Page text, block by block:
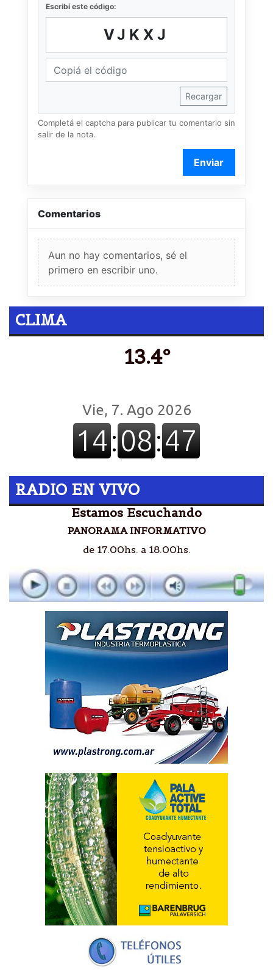
Escribí este código:
VJKXJ
Recargar
Completá el captcha para publicar tu comentario sin
salir de la nota.
Enviar
Comentarios
Aun no hay comentarios, sé el
primero en escribir uno.
CLIMA
13.4º
RADIO EN VIVO
Estamos Escuchando
PANORAMA INFORMATIVO
de 17.00hs. a 18.00hs.